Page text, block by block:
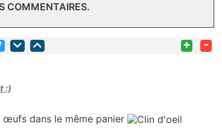
COMMENTAIRES.
+ -
:)
œufs dans le même panier